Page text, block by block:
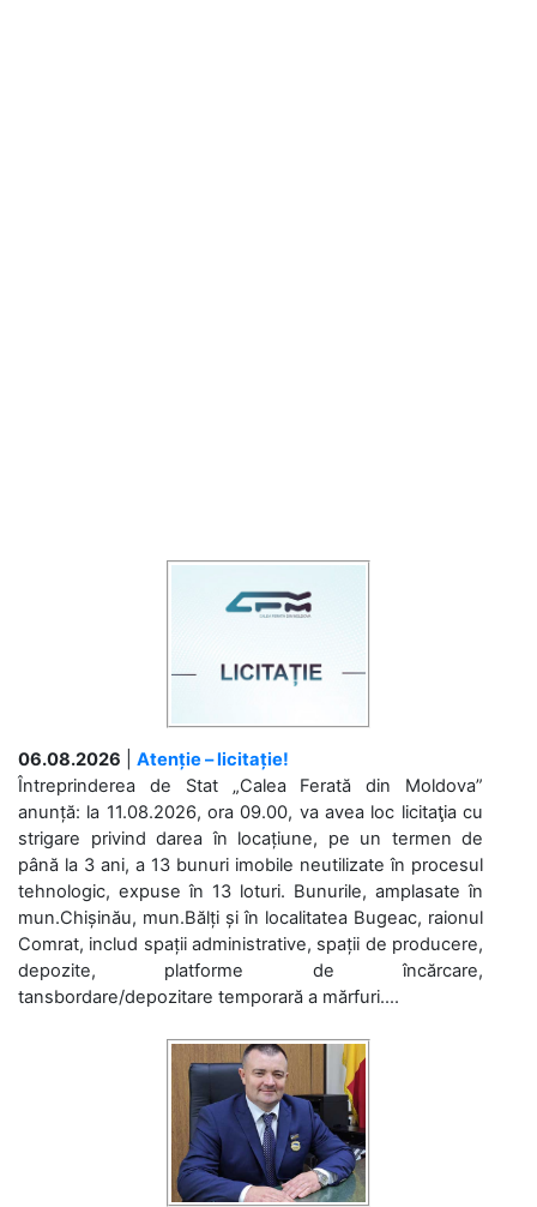
06.08.2026
Atenție – licitație!
Întreprinderea de Stat „Calea Ferată din Moldova”
anunță: la 11.08.2026, ora 09.00, va avea loc licitaţia cu
strigare privind darea în locațiune, pe un termen de
până la 3 ani, a 13 bunuri imobile neutilizate în procesul
tehnologic, expuse în 13 loturi. Bunurile, amplasate în
mun.Chișinău, mun.Bălți și în localitatea Bugeac, raionul
Comrat, includ spații administrative, spații de producere,
depozite, platforme de încărcare,
tansbordare/depozitare temporară a mărfuri....